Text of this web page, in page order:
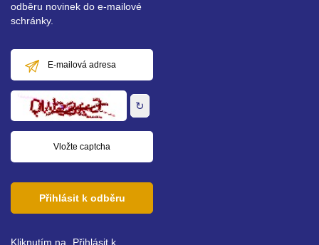
odběru novinek do e-mailové
schránky.
mailová
adresa
↻
Přihlásit k odběru
Kliknutím na „Přihlásit k